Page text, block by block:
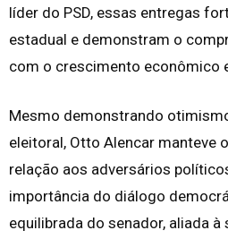
líder do PSD, essas entregas
estadual e demonstram o
com o crescimento econômico
Mesmo demonstrando
eleitoral, Otto Alencar manteve
relação aos adversários
importância do diálogo
equilibrada do senador, aliada à